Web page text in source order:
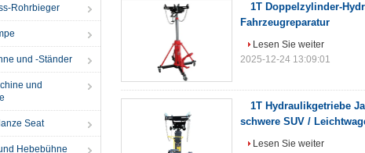
Rohrbieger
und -Ständer
und
Seat
Hebebühne
1T Doppelzylinder-
Fahrzeugreparatur
Lesen Sie weiter
2025-12-24 13:09:01
1T Hydraulikgetriebe
schwere SUV /
Lesen Sie weiter